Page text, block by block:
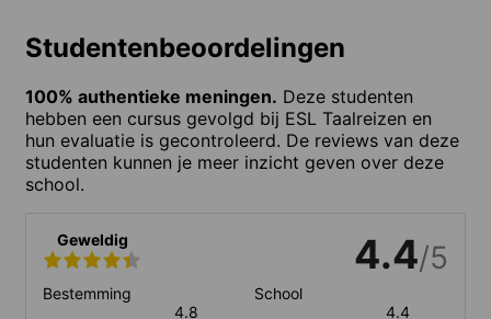
Studentenbeoordelingen
100% authentieke meningen. Deze studenten
hebben een cursus gevolgd bij ESL Taalreizen en
hun evaluatie is gecontroleerd. De reviews van deze
studenten kunnen je meer inzicht geven over deze
school.
Geweldig 4.4/5
Bestemming
4.8
School
4.4